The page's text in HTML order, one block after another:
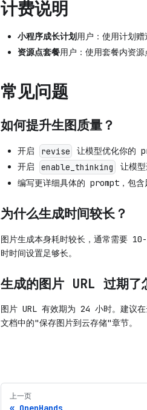
计费说明
小程序成长计划用户：使用计划
资源点套餐用户：使用套餐内资源
常见问题
如何提升生图质量？
开启 revise
让模型优化你的
开启
enable_thinking
让模
编写更详细具体的 prompt，包含
为什么生成时间较长？
图片生成本身耗时较长，通常需要
时时间设置足够长。
生成的图片 URL 过期了
图片 URL 有效期为 24 小时。建议
文档中的"保存图片到云存储"章节。
上一页